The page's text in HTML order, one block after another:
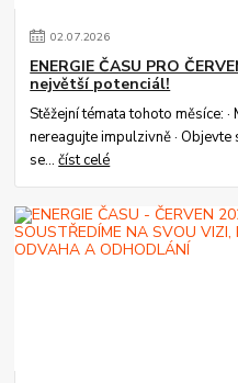
02.07.2026
ENERGIE ČASU PRO
největší potenciál!
Stěžejní témata tohoto měsíce:
nereagujte impulzivně ·
se...číst celé